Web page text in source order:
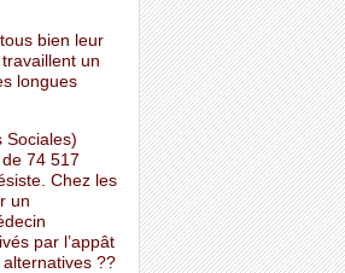
bien leur
un
longues
Sociales)
74 517
Chez les
un
par l’appât
??